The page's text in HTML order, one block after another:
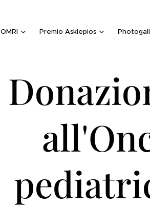
OMRI Premio Asklepios